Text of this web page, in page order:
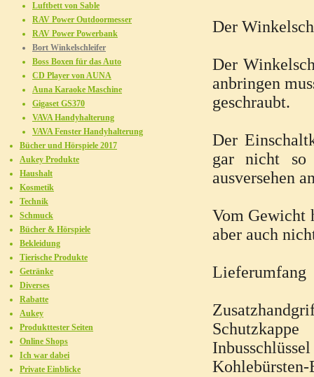
Der
Der
anbringen
geschraubt.
Der
gar nicht so
ausversehen
Vom Gewicht
aber auch
Lieferumfang
Schutzkappe
Inbusschlüssel
Kohlebürsten-
Luftbett von Sable
RAV Power Outdoormesser
RAV Power Powerbank
Bort Winkelschleifer
Boss Boxen für das Auto
CD Player von AUNA
Auna Karaoke Maschine
Gigaset GS370
VAVA Handyhalterung
VAVA Fenster Handyhalterung
Bücher und Hörspiele 2017
Aukey Produkte
Haushalt
Kosmetik
Technik
Schmuck
Bücher & Hörspiele
Bekleidung
Tierische Produkte
Getränke
Diverses
Rabatte
Aukey
Produkttester Seiten
Online Shops
Ich war dabei
Private Einblicke